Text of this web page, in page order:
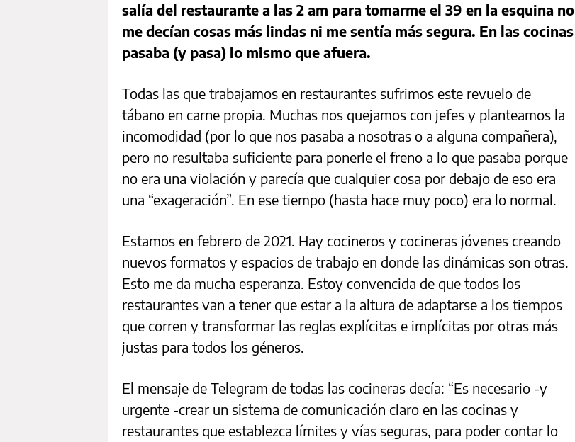
salía del restaurante a las 2 am para tomarme el 39 en la esquina no
me decían cosas más lindas ni me sentía más segura. En las cocinas
pasaba (y pasa) lo mismo que afuera.
Todas las que trabajamos en restaurantes sufrimos este revuelo de
tábano en carne propia. Muchas nos quejamos con jefes y planteamos la
incomodidad (por lo que nos pasaba a nosotras o a alguna compañera),
pero no resultaba suficiente para ponerle el freno a lo que pasaba porque
no era una violación y parecía que cualquier cosa por debajo de eso era
una “exageración”. En ese tiempo (hasta hace muy poco) era lo normal.
Estamos en febrero de 2021. Hay cocineros y cocineras jóvenes creando
nuevos formatos y espacios de trabajo en donde las dinámicas son otras.
Esto me da mucha esperanza. Estoy convencida de que todos los
restaurantes van a tener que estar a la altura de adaptarse a los tiempos
que corren y transformar las reglas explícitas e implícitas por otras más
justas para todos los géneros.
El mensaje de Telegram de todas las cocineras decía: “Es necesario -y
urgente -crear un sistema de comunicación claro en las cocinas y
restaurantes que establezca límites y vías seguras, para poder contar lo